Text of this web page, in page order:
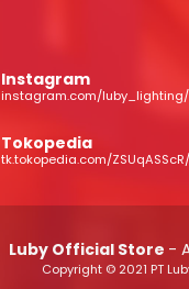
Instagram
instagram.com/luby_lighting/
Tokopedia
tk.tokopedia.com/ZSUqASScR/
Luby Official Store -
Copyright © 2021 PT